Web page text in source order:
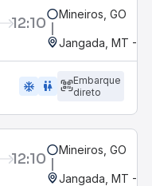
12:10 Mineiros, GO
Jangada, MT -
ac_unit wc
Embarque
direto
12:10 Mineiros, GO
Jangada, MT -